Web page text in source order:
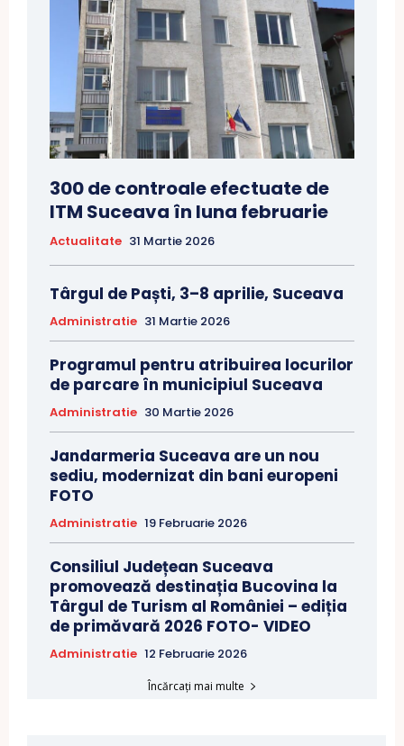
300 de controale efectuate de
ITM Suceava în luna februarie
Actualitate 31 Martie 2026
Târgul de Paști, 3–8 aprilie, Suceava
Administratie 31 Martie 2026
Programul pentru atribuirea locurilor
de parcare în municipiul Suceava
Administratie 30 Martie 2026
Jandarmeria Suceava are un nou
sediu, modernizat din bani europeni
FOTO
Administratie 19 Februarie 2026
Consiliul Județean Suceava
promovează destinația Bucovina la
Târgul de Turism al României – ediția
de primăvară 2026 FOTO- VIDEO
Administratie 12 Februarie 2026
Încărcați mai multe